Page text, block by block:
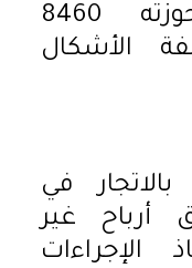
وأمكن ضبطه، وبحوزته 8460
الأشكال
في
أرباح غير
الإجراءات